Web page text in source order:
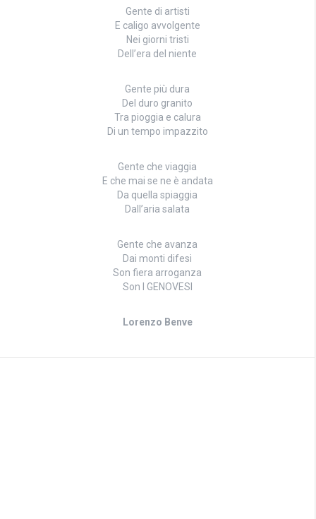
Gente di artisti
E caligo avvolgente
Nei giorni tristi
Dell’era del niente
Gente più dura
Del duro granito
Tra pioggia e calura
Di un tempo impazzito
Gente che viaggia
E che mai se ne è andata
Da quella spiaggia
Dall’aria salata
Gente che avanza
Dai monti difesi
Son fiera arroganza
Son I GENOVESI
Lorenzo Benve